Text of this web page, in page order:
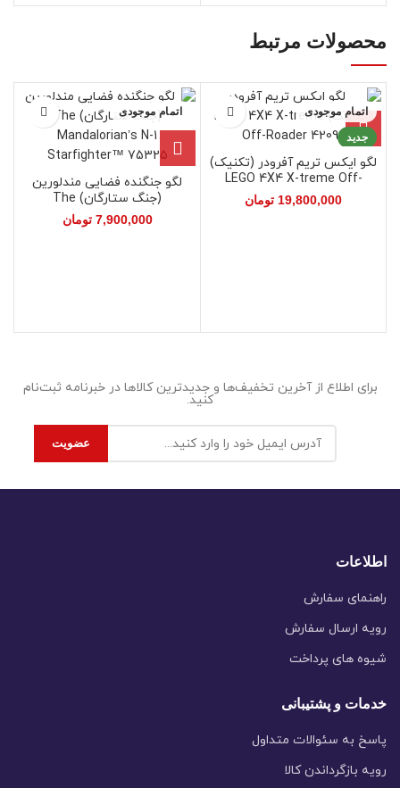
محصولات مرتبط
اتمام موجودی
جدید
لگو ایکس تریم آفرودر (تکنیک)
LEGO 4X4 X-treme Off-
Roader 42099
19,800,000 تومان
اتمام موجودی
لگو جنگنده فضایی مندلورین
(جنگ ستارگان) The
Mandalorian’s N-1
Starfighter™ 75325
7,900,000 تومان
برای اطلاع از آخرین تخفیف‌ها و جدیدترین کالاها در خبرنامه ثبت‌نام
کنید.
اطلاعات
راهنمای سفارش
رویه ارسال سفارش
شیوه های پرداخت
خدمات و پشتیبانی
پاسخ به سئوالات متداول
رویه بازگرداندن کالا